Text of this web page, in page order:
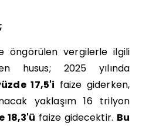
öngörülen vergilerle ilgili
husus; 2025 yılında
17,5'i faize giderken,
yaklaşım 16 trilyon
18,3'ü faize gidecektir. Bu